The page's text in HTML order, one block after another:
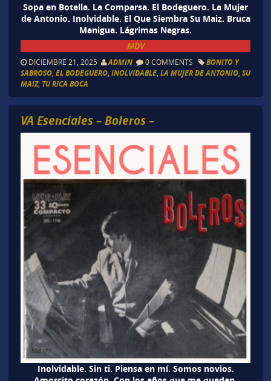
Sopa en Botella. La Comparsa. El Bodeguero. La Mujer
de Antonio. Inolvidable. El Que Siembra Su Maiz. Bruca
Manigua. Lágrimas Negras.
MDV
DICIEMBRE 21, 2025 ADMIN 0 COMMENTS
BONITO Y
SABROSO, EL BODEGUERO, INOLVIDABLE, LA MUJER DE ANTONIO, SU
MAIZ, TU RICA BOCA
VA Esenciales – Boleros –
Inolvidable. Sin ti. Piensa en mí. Somos novios.